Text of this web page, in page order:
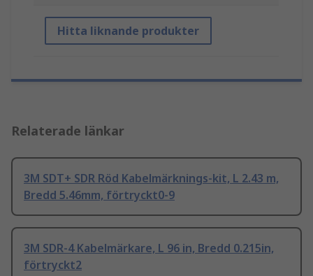
Hitta liknande produkter
Relaterade länkar
3M SDT+ SDR Röd Kabelmärknings-kit, L 2.43 m,
Bredd 5.46mm, förtryckt0-9
3M SDR-4 Kabelmärkare, L 96 in, Bredd 0.215in,
förtryckt2